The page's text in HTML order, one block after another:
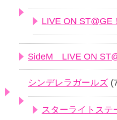
LIVE ON ST@GE！
SideM LIVE ON
シンデレラガールズ
スターライトステ